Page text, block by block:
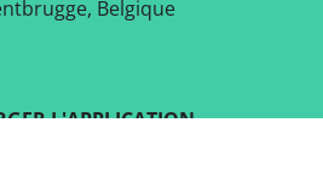
Belgique
L'APPLICATION